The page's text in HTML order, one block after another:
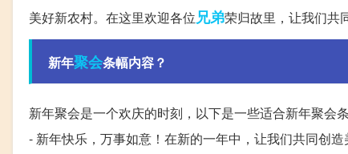
美好新农村。在这里欢迎各位兄弟荣归故里，让我们共
新年聚会条幅内容？
新年聚会是一个欢庆的时刻，以下是一些适合新年聚会
- 新年快乐，万事如意！在新的一年中，让我们共同创造